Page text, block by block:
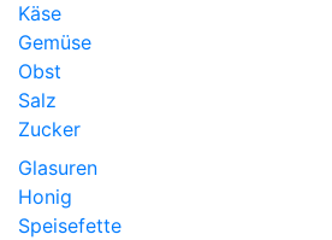
Käse
Gemüse
Obst
Salz
Zucker
Glasuren
Honig
Speisefette